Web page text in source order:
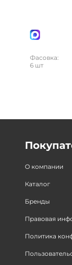
Фасовка:
6 шт
О компании
Каталог
Бренды
Правовая
Политика